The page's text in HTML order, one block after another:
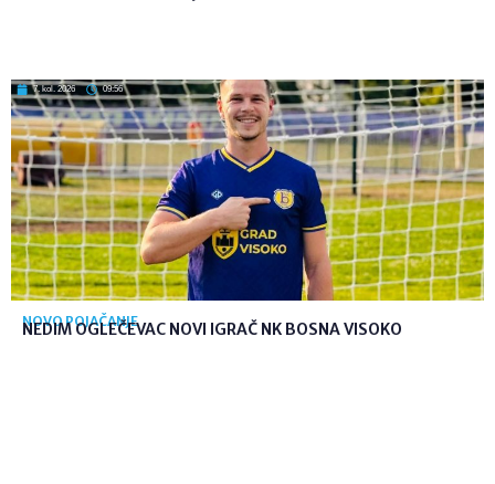
7. kol. 2026 09:56
NOVO POJAČANJE
NEDIM OGLEČEVAC NOVI IGRAČ NK BOSNA VISOKO